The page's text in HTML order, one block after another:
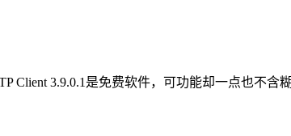
Client 3.9.0.1是免费软件，可功能却一点也不